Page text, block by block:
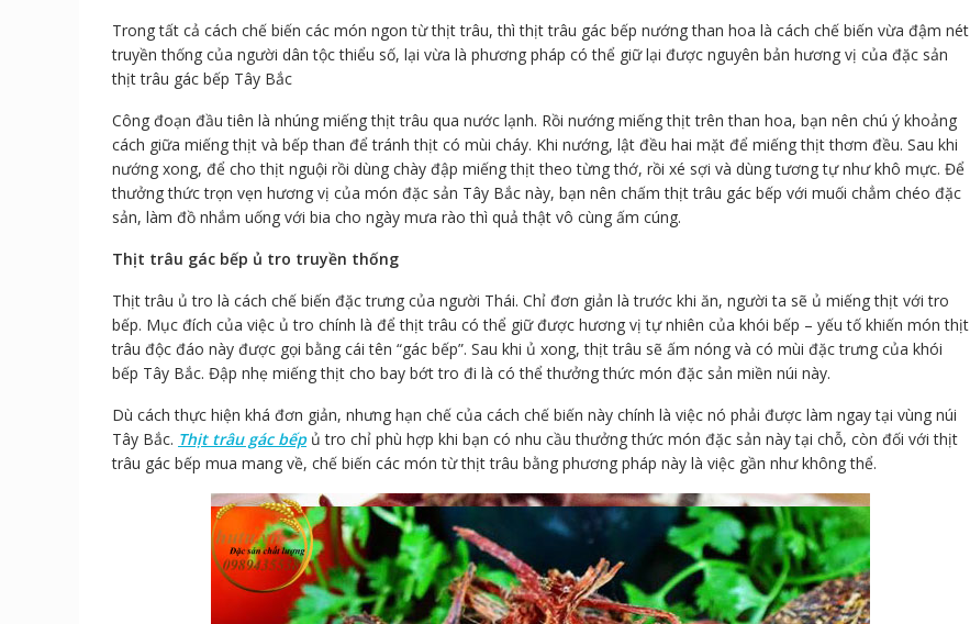
Trong tất cả cách chế biến các món ngon từ thịt trâu, thì thịt trâu gác bếp nướng than hoa là cách chế biến vừa đậm nét
truyền thống của người dân tộc thiểu số, lại vừa là phương pháp có thể giữ lại được nguyên bản hương vị của đặc sản
thịt trâu gác bếp Tây Bắc
Công đoạn đầu tiên là nhúng miếng thịt trâu qua nước lạnh. Rồi nướng miếng thịt trên than hoa, bạn nên chú ý khoảng
cách giữa miếng thịt và bếp than để tránh thịt có mùi cháy. Khi nướng, lật đều hai mặt để miếng thịt thơm đều. Sau khi
nướng xong, để cho thịt nguội rồi dùng chày đập miếng thịt theo từng thớ, rồi xé sợi và dùng tương tự như khô mực. Để
thưởng thức trọn vẹn hương vị của món đặc sản Tây Bắc này, bạn nên chấm thịt trâu gác bếp với muối chẳm chéo đặc
sản, làm đồ nhắm uống với bia cho ngày mưa rào thì quả thật vô cùng ấm cúng.
Thịt trâu gác bếp ủ tro truyền thống
Thịt trâu ủ tro là cách chế biến đặc trưng của người Thái. Chỉ đơn giản là trước khi ăn, người ta sẽ ủ miếng thịt với tro
bếp. Mục đích của việc ủ tro chính là để thịt trâu có thể giữ được hương vị tự nhiên của khói bếp – yếu tố khiến món thịt
trâu độc đáo này được gọi bằng cái tên “gác bếp”. Sau khi ủ xong, thịt trâu sẽ ấm nóng và có mùi đặc trưng của khói
bếp Tây Bắc. Đập nhẹ miếng thịt cho bay bớt tro đi là có thể thưởng thức món đặc sản miền núi này.
Dù cách thực hiện khá đơn giản, nhưng hạn chế của cách chế biến này chính là việc nó phải được làm ngay tại vùng núi
Tây Bắc. Thịt trâu gác bếpủ tro chỉ phù hợp khi bạn có nhu cầu thưởng thức món đặc sản này tại chỗ, còn đối với thịt
trâu gác bếp mua mang về, chế biến các món từ thịt trâu bằng phương pháp này là việc gần như không thể.